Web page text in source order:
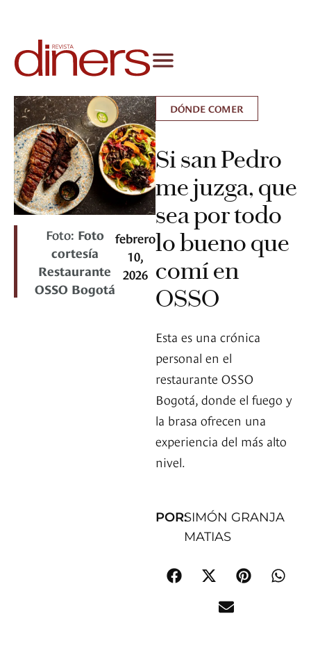
Foto: Foto
cortesía
Restaurante
OSSO Bogotá
febrero
10,
2026
DÓNDE COMER
Si san Pedro
me juzga, que
sea por todo
lo bueno que
comí en
OSSO
Esta es una crónica
personal en el
restaurante OSSO
Bogotá, donde el fuego y
la brasa ofrecen una
experiencia del más alto
nivel.
POR:SIMÓN GRANJA
MATIAS